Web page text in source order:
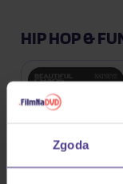
Zgoda
HIP HOP &